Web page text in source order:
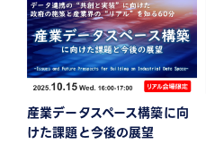
産業データスペース構築に向
けた課題と今後の展望